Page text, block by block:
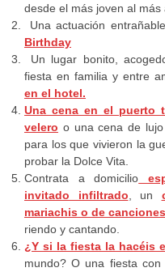
desde el más joven al más
Una actuación
Birthday
Un lugar bonito,
fiesta en familia y entre
en el hotel.
Una cena en el puerto
velero o una cena de lujo
para los que vivieron la
probar la Dolce Vita.
Contrata a domicilio
invitado infiltrado , un
mariachis o de
riendo y cantando.
¿Y si la fiesta la hacéis
mundo? O una fiesta